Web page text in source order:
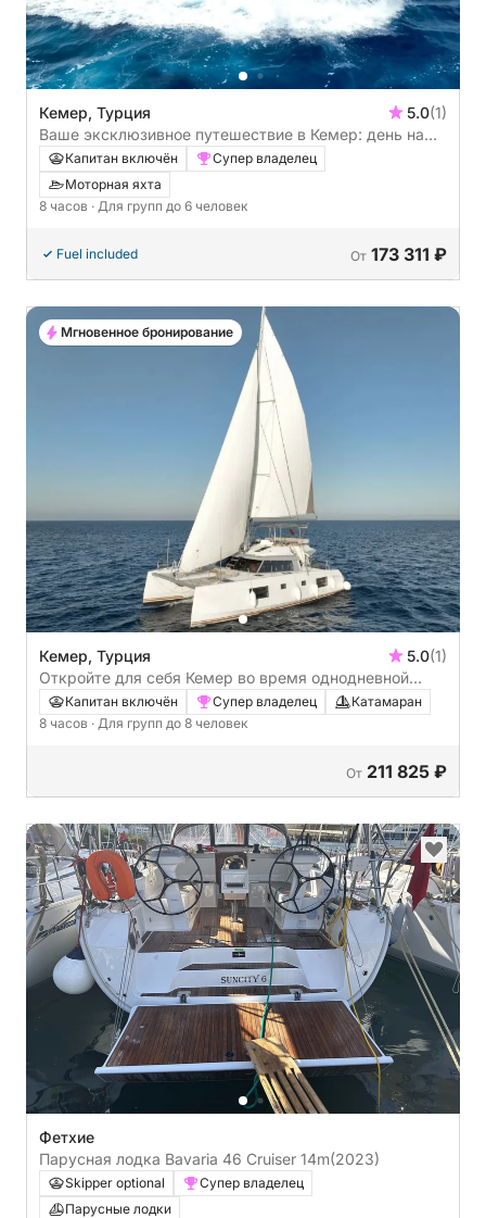
Кемер, Турция 5.0(1)
Ваше эксклюзивное путешествие в Кемер: день на
борту моторной яхты.
Капитан включён
Супер владелец
Моторная яхта
8 часов · Для групп до 6 человек
Fuel included От 173 311 ₽
Кемер, Турция 5.0(1)
Откройте для себя Кемер во время однодневной
прогулки на катамаране.
Капитан включён Супер владелец
Катамаран
8 часов · Для групп до 8 человек
От 211 825 ₽
Мгновенное бронирование
Фетхие
Парусная лодка Bavaria 46 Cruiser 14m(2023)
Skipper optional
Супер владелец
Парусные лодки